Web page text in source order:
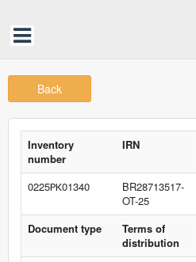
Back
Inventory
number
IRN
0225РК01340
BR28713517-
OT-25
Document type
Terms of
distribution